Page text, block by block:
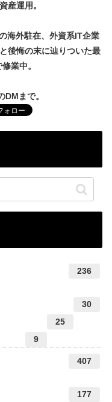
産運用。
海外駐在、外資系IT企業
後悔の末に辿りついた最
業中。
まで。
236
30
25
9
407
177